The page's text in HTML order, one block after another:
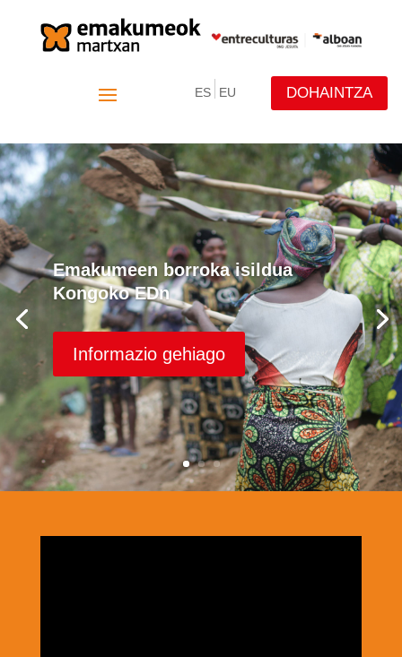
ES EU DOHAINTZA
Emakumeen borroka isildua
Kongoko EDn
Informazio gehiago